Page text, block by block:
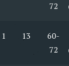
72
1 13
60-
72